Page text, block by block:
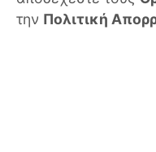
την Πολιτική